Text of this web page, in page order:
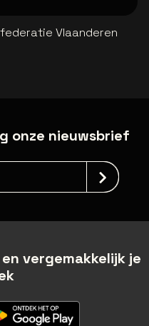
Vlaanderen
onze nieuwsbrief
vergemakkelijk je